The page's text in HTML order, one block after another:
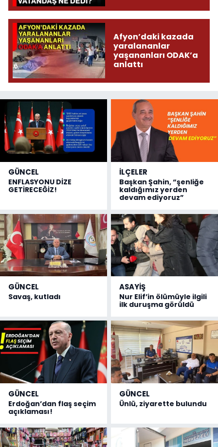
Afyon’daki kazada
yaralananlar
yaşananları ODAK’a
anlattı
GÜNCEL
ENFLASYONU DİZE
GETİRECEĞİZ!
İLÇELER
Başkan Şahin, “şenliğe
kaldığımız yerden
devam ediyoruz”
GÜNCEL
Savaş, kutladı
ASAYİŞ
Nur Elif’in ölümüyle ilgili
ilk duruşma görüldü
GÜNCEL
Erdoğan’dan flaş seçim
açıklaması!
GÜNCEL
Ünlü, ziyarette bulundu